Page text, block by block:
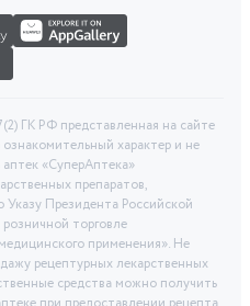
ГК РФ представленная на сайте
характер и не
«СуперАптека»
препаратов,
Указу Президента Российской
торговле
применения». Не
рецептурных лекарственных
средства можно получить